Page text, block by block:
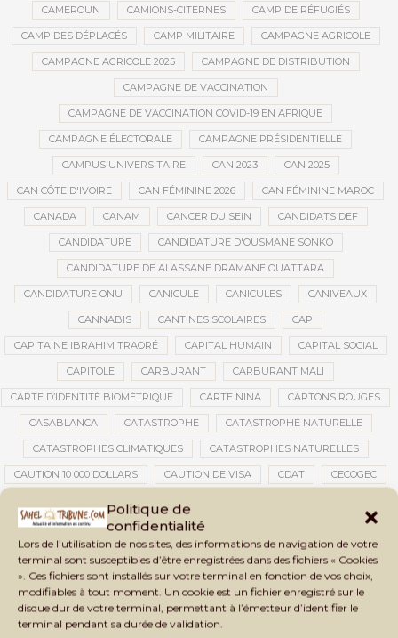
Politique de
confidentialité
Lors de l’utilisation de nos sites, des informations de navigation de votre
terminal sont susceptibles d’être enregistrées dans des fichiers « Cookies
». Ces fichiers sont installés sur votre terminal en fonction de vos choix,
modifiables à tout moment. Un cookie est un fichier enregistré sur le
disque dur de votre terminal, permettant à l’émetteur d’identifier le
terminal pendant sa durée de validation.
CAMEROUN CAMIONS-CITERNES CAMP DE RÉFUGIÉS
CAMP DES DÉPLACÉS CAMP MILITAIRE CAMPAGNE AGRICOLE
CAMPAGNE AGRICOLE 2025 CAMPAGNE DE DISTRIBUTION
CAMPAGNE DE VACCINATION
CAMPAGNE DE VACCINATION COVID-19 EN AFRIQUE
CAMPAGNE ÉLECTORALE CAMPAGNE PRÉSIDENTIELLE
CAMPUS UNIVERSITAIRE CAN 2023 CAN 2025
CAN CÔTE D'IVOIRE CAN FÉMININE 2026 CAN FÉMININE MAROC
CANADA CANAM CANCER DU SEIN CANDIDATS DEF
CANDIDATURE CANDIDATURE D'OUSMANE SONKO
CANDIDATURE DE ALASSANE DRAMANE OUATTARA
CANDIDATURE ONU CANICULE CANICULES CANIVEAUX
CANNABIS CANTINES SCOLAIRES CAP
CAPITAINE IBRAHIM TRAORÉ CAPITAL HUMAIN CAPITAL SOCIAL
CAPITOLE CARBURANT CARBURANT MALI
CARTE D’IDENTITÉ BIOMÉTRIQUE CARTE NINA CARTONS ROUGES
CASABLANCA CATASTROPHE CATASTROPHE NATURELLE
CATASTROPHES CLIMATIQUES CATASTROPHES NATURELLES
CAUTION 10 000 DOLLARS CAUTION DE VISA CDAT CECOGEC
CEMAPI CEN-SNESUP
CENTRAFRIQUE CENTRALE SOLAIRE
CENTRALE SOLAIRE DE SANANKOROBA CENTRALES SOLAIRES
CENTRE D'INTELLIGENCE ARTIFICIELLE
CENTRE DE SANTÉ COMMUNAUTAIRE